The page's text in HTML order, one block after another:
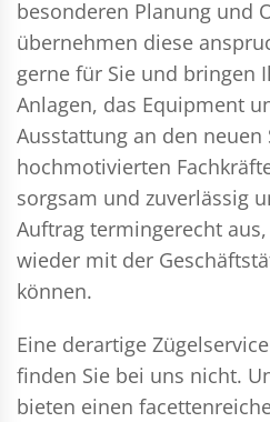
besonderen Planung und
übernehmen diese
gerne für Sie und bringen
Anlagen, das Equipment
Ausstattung an den neuen
hochmotivierten
sorgsam und zuverlässig
Auftrag termingerecht
wieder mit der
können.
Eine derartige
finden Sie bei uns nicht.
bieten einen